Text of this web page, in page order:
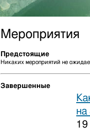
Мероприятия
Предстоящие
Никаких мероприятий не
Завершенные
на